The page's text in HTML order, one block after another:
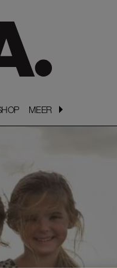
MEER
MEER